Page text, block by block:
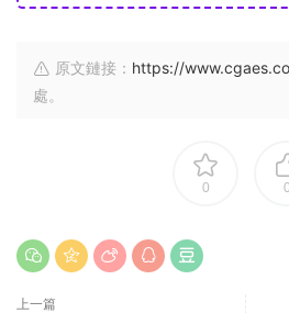
原文鏈接： https://
處。
0 0
上一篇